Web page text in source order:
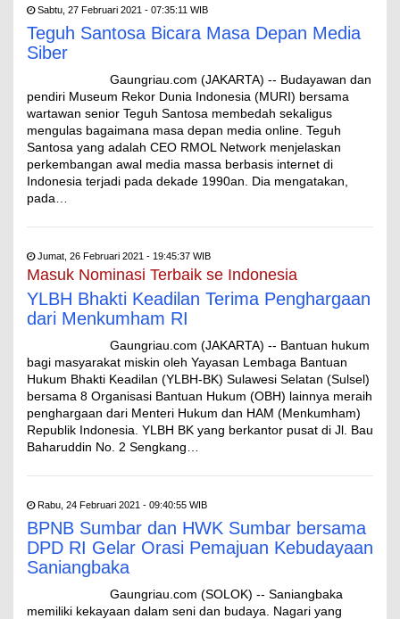
Sabtu, 27 Februari 2021 - 07:35:11 WIB
Teguh Santosa Bicara Masa Depan Media
Siber
Gaungriau.com (JAKARTA) -- Budayawan dan
pendiri Museum Rekor Dunia Indonesia (MURI) bersama
wartawan senior Teguh Santosa membedah sekaligus
mengulas bagaimana masa depan media online. Teguh
Santosa yang adalah CEO RMOL Network menjelaskan
perkembangan awal media massa berbasis internet di
Indonesia terjadi pada dekade 1990an. Dia mengatakan,
pada…
Jumat, 26 Februari 2021 - 19:45:37 WIB
Masuk Nominasi Terbaik se Indonesia
YLBH Bhakti Keadilan Terima Penghargaan
dari Menkumham RI
Gaungriau.com (JAKARTA) -- Bantuan hukum
bagi masyarakat miskin oleh Yayasan Lembaga Bantuan
Hukum Bhakti Keadilan (YLBH-BK) Sulawesi Selatan (Sulsel)
bersama 8 Organisasi Bantuan Hukum (OBH) lainnya meraih
penghargaan dari Menteri Hukum dan HAM (Menkumham)
Republik Indonesia. YLBH BK yang berkantor pusat di Jl. Bau
Baharuddin No. 2 Sengkang…
Rabu, 24 Februari 2021 - 09:40:55 WIB
BPNB Sumbar dan HWK Sumbar bersama
DPD RI Gelar Orasi Pemajuan Kebudayaan
Saniangbaka
Gaungriau.com (SOLOK) -- Saniangbaka
memiliki kekayaan dalam seni dan budaya. Nagari yang